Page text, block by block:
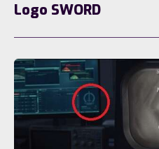
Logo SWORD